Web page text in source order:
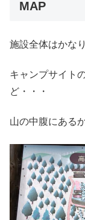
MAP
施設全体はかな
キャンプサイト
ど・・・
山の中腹にある